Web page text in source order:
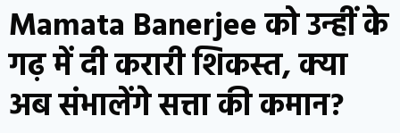
Mamata Banerjee को उन्हीं के
गढ़ में दी करारी शिकस्त, क्या
अब संभालेंगे सत्ता की कमान?